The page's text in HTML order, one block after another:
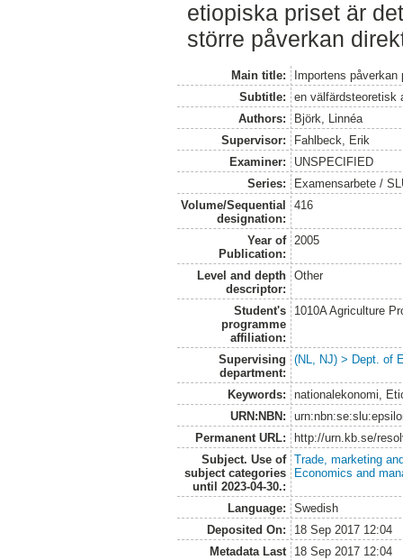
etiopiska priset är
större påverkan
Main title:
Importens påverkan
Subtitle:
en välfärdsteoretisk
Authors:
Björk, Linnéa
Supervisor:
Fahlbeck, Erik
Examiner:
UNSPECIFIED
Series:
Examensarbete /
Volume/Sequential
designation:
416
Year of
Publication:
2005
Level and depth
descriptor:
Other
Student's
programme
affiliation:
1010A Agriculture
Supervising
department:
(NL, NJ) > Dept. of
Keywords:
nationalekonomi,
URN:NBN:
Permanent URL:
http://urn.kb.se/
Subject. Use of
subject categories
until 2023-04-30.:
Trade, marketing
Economics and
Language:
Swedish
Deposited On:
18 Sep 2017 12:04
Metadata Last
18 Sep 2017 12:04